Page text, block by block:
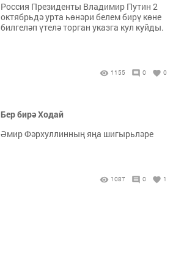
Россия Президенты Владимир Путин 2
октябрьдә урта һөнәри белем бирү көне
билгеләп үтелә торган указга кул куйды.
1155 0 0
Бер бирә Ходай
Әмир Фәрхуллинның яңа шигырьләре
1087 0 1